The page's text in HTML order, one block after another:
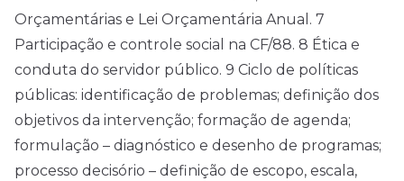
Orçamentárias e Lei Orçamentária Anual. 7
Participação e controle social na CF/88. 8 Ética e
conduta do servidor público. 9 Ciclo de políticas
públicas: identificação de problemas; definição dos
objetivos da intervenção; formação de agenda;
formulação – diagnóstico e desenho de programas;
processo decisório – definição de escopo, escala,